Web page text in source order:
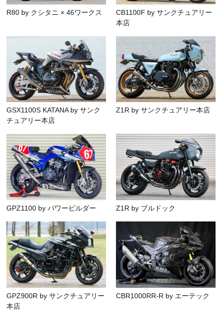
R80 by クシタニ × 46ワークス
CB1100F by サンクチュアリー
本店
GSX1100S KATANA by サンク
チュアリー本店
Z1R by サンクチュアリー本店
GPZ1100 by パワービルダー Z1R by ブルドック
GPZ900R by サンクチュアリー
本店
CBR1000RR-R by エーテック